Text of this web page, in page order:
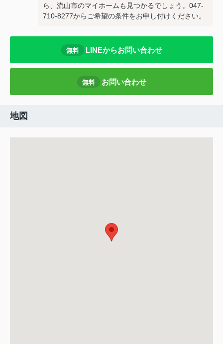
ら、流山市のマイホームも見つかるでしょう。047-
710-8277からご希望の条件をお申し付けください。
無料 LINEからお問い合わせ
無料 お問い合わせ
地図